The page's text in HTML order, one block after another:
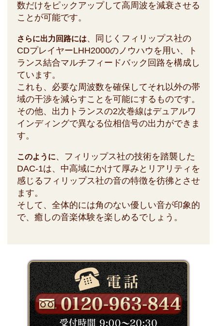
数だけをピックアップして高周波を減衰させる
ことが可能です。
さらに出力回路には、同じくフィリップス社の
CDプレイヤーLHH2000のノウハウを用い、ト
ランス結合マルチフィードバック回路を構成し
ています。
これも、必要な周波数を確保してそれ以外の帯
域の干渉を減らすことを可能にするものです。
その他、出力トランスの2次巻線はデュアルワ
インディングで異なる位相信号の出力ができま
す。
このように、フィリップス社の技術を踏襲した
DAC-1は、中高域にかけて厚みとリアリティを
感じるフィリップス社の音の特徴を彷彿とさせ
ます。
そして、全体的には角のない優しい音が印象的
で、癒しの音楽体験を楽しめるでしょう。